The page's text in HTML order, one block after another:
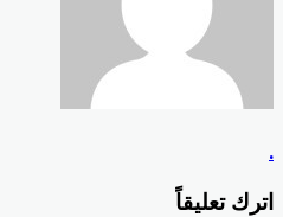
.
اترك تعليقاً